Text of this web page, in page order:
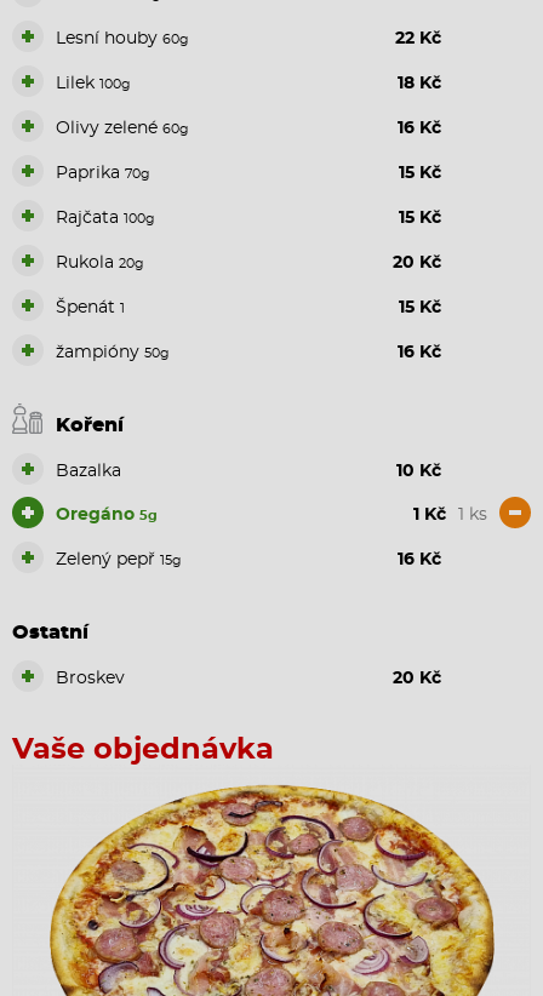
Lesní houby 60g 22 Kč
Lilek 100g 18 Kč
Olivy zelené 60g 16 Kč
Paprika 70g 15 Kč
Rajčata 100g 15 Kč
Rukola 20g 20 Kč
Špenát 1 15 Kč
žampióny 50g 16 Kč
Koření
Bazalka 10 Kč
+ Oregáno 5g 1 Kč 1 ks -
Zelený pepř 15g 16 Kč
Ostatní
Broskev 20 Kč
Vaše objednávka